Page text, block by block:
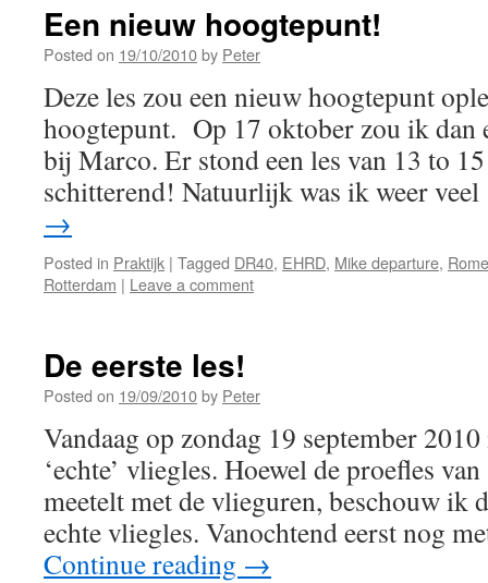
Een nieuw hoogtepunt!
Posted on 19/10/2010by Peter
Deze les zou een nieuw hoogtepunt
hoogtepunt. Op 17 oktober zou ik dan
bij Marco. Er stond een les van 13 to
schitterend! Natuurlijk was ik weer
→
Posted in Praktijk | Tagged DR40, EHRD, Mike departure,
Rotterdam | Leave a comment
De eerste les!
Posted on 19/09/2010by Peter
Vandaag op zondag 19 september
‘echte’ vliegles. Hoewel de proefles
meetelt met de vlieguren, beschouw ik
echte vliegles. Vanochtend eerst nog
Continue reading →